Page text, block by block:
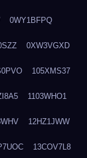
0WY1BFPQ
0XW3VGXD
105XMS37
1103WHO1
12HZ1JWW
13COV7L8